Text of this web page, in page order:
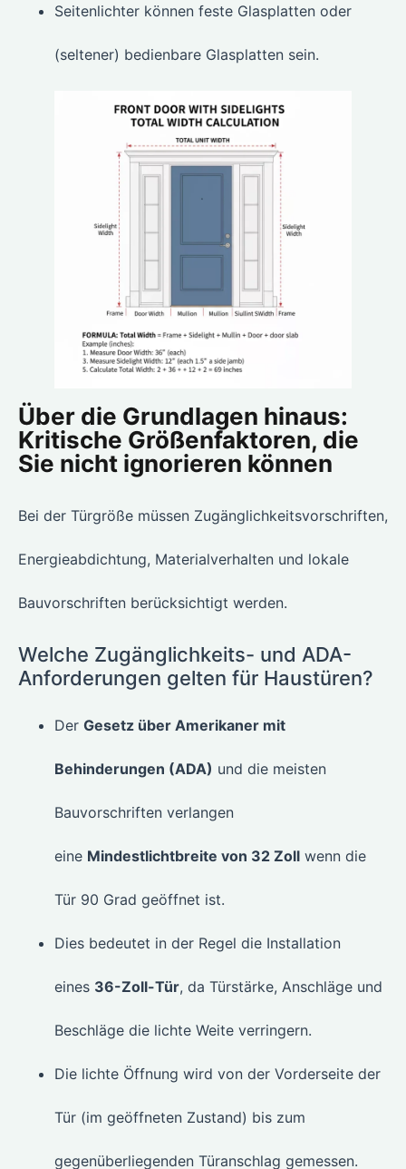
Seitenlichter können feste Glasplatten oder
(seltener) bedienbare Glasplatten sein.
Über die Grundlagen hinaus:
Kritische Größenfaktoren, die
Sie nicht ignorieren können
Bei der Türgröße müssen Zugänglichkeitsvorschriften,
Energieabdichtung, Materialverhalten und lokale
Bauvorschriften berücksichtigt werden.
Welche Zugänglichkeits- und ADA-
Anforderungen gelten für Haustüren?
Der Gesetz über Amerikaner mit
Behinderungen (ADA) und die meisten
Bauvorschriften verlangen
eine Mindestlichtbreite von 32 Zoll wenn die
Tür 90 Grad geöffnet ist.
Dies bedeutet in der Regel die Installation
eines 36-Zoll-Tür, da Türstärke, Anschläge und
Beschläge die lichte Weite verringern.
Die lichte Öffnung wird von der Vorderseite der
Tür (im geöffneten Zustand) bis zum
gegenüberliegenden Türanschlag gemessen.